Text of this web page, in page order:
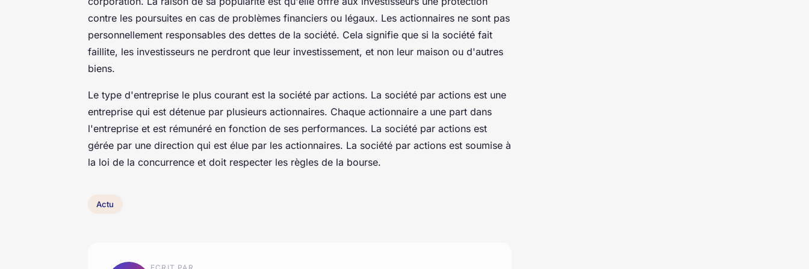
contre les poursuites en cas de problèmes financiers ou légaux. Les actionnaires ne sont pas
personnellement responsables des dettes de la société. Cela signifie que si la société fait
faillite, les investisseurs ne perdront que leur investissement, et non leur maison ou d'autres
biens.
Le type d'entreprise le plus courant est la société par actions. La société par actions est une
entreprise qui est détenue par plusieurs actionnaires. Chaque actionnaire a une part dans
l'entreprise et est rémunéré en fonction de ses performances. La société par actions est
gérée par une direction qui est élue par les actionnaires. La société par actions est soumise à
la loi de la concurrence et doit respecter les règles de la bourse.
Actu